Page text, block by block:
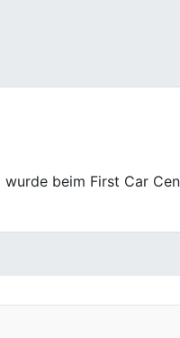
und strukturiert.